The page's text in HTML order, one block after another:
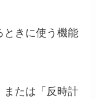
ときに使う機能
または「反時計